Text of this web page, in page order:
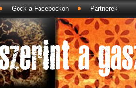
Gock a Facebookon Partnerek